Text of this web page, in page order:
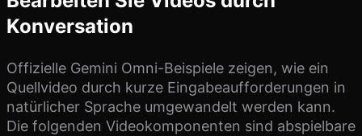
Konversation
Offizielle Gemini Omni-Beispiele zeigen, wie ein
Quellvideo durch kurze Eingabeaufforderungen in
natürlicher Sprache umgewandelt werden kann.
Die folgenden Videokomponenten sind abspielbare